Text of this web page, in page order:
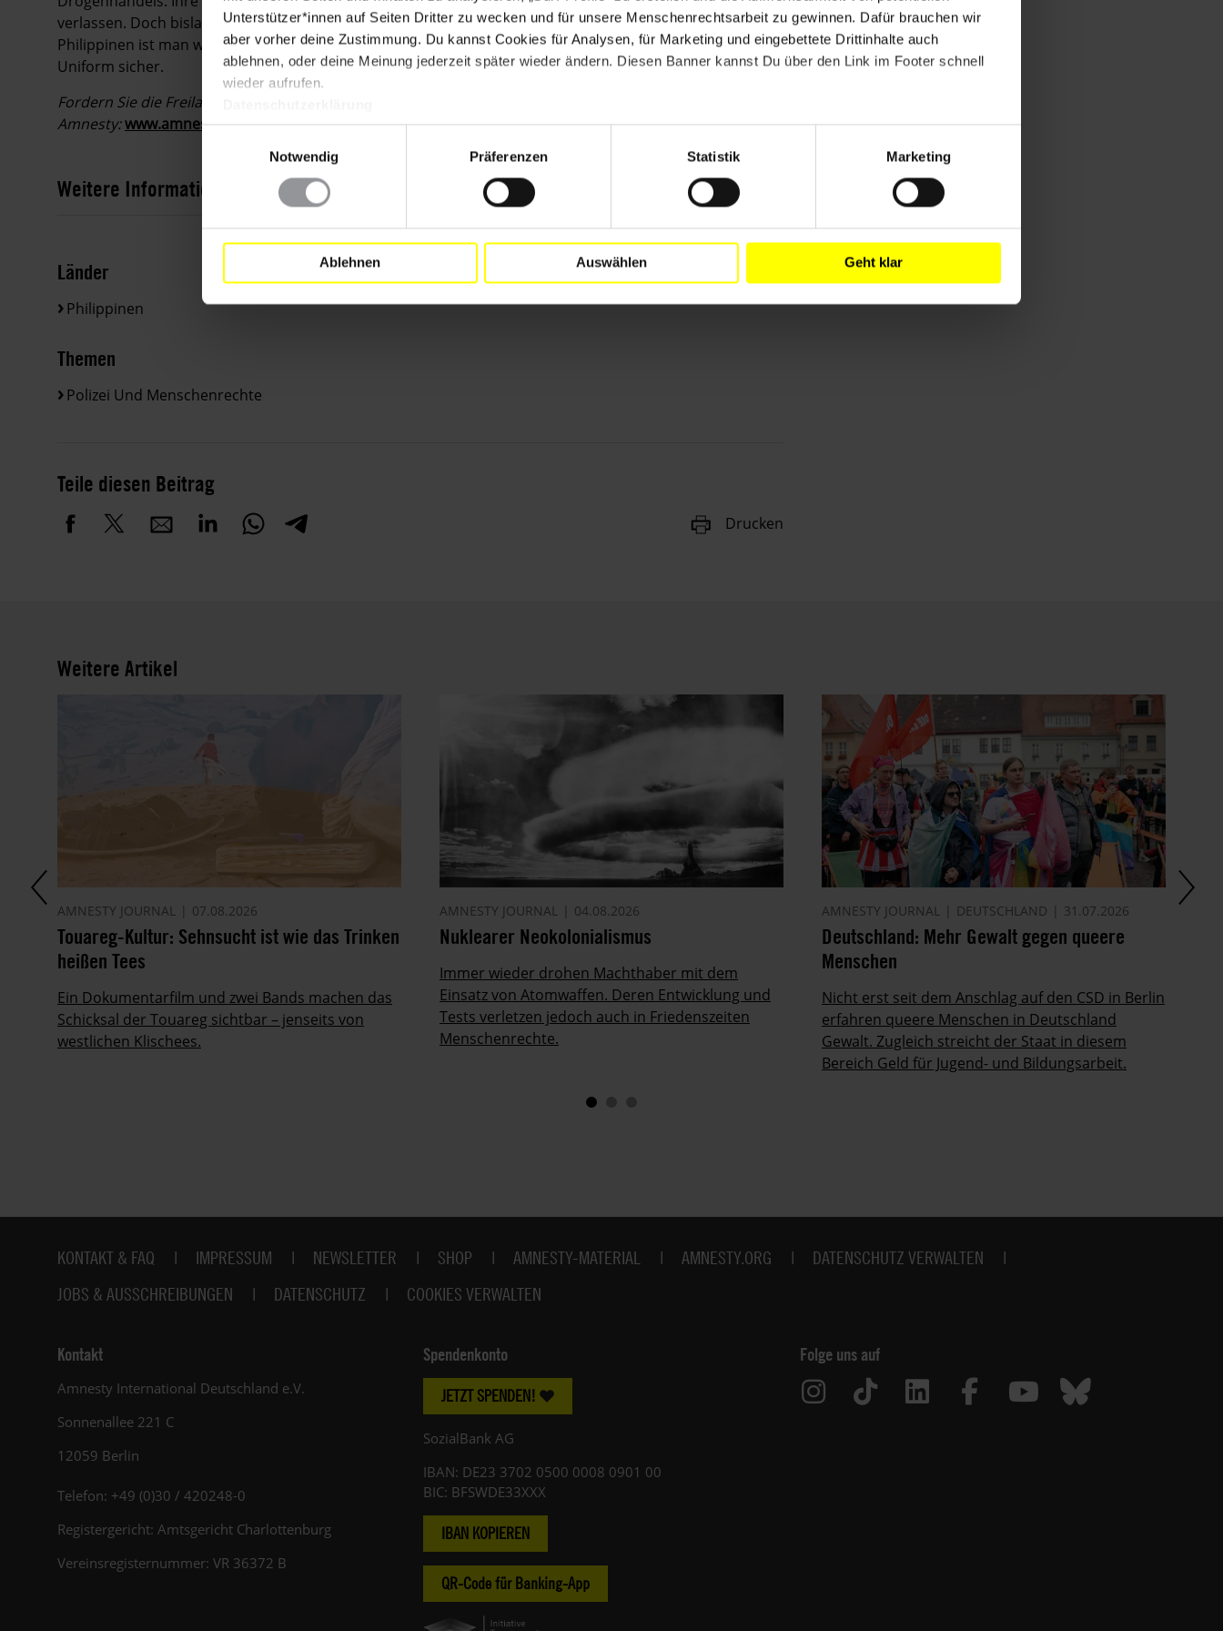
Unterstützer*innen auf Seiten Dritter zu wecken und für unsere Menschenrechtsarbeit zu gewinnen. Dafür brauchen wir
aber vorher deine Zustimmung. Du kannst Cookies für Analysen, für Marketing und eingebettete Drittinhalte auch
ablehnen, oder deine Meinung jederzeit später wieder ändern. Diesen Banner kannst Du über den Link im Footer schnell
wieder aufrufen.
Einwilligungsauswahl
Notwendig
Präferenzen Statistik Marketing
Ablehnen Auswählen Geht klar
verlassen. Doch bislang weigert sie sich, Alfreda Disbarro im Stich zu lassen, denn sie weiß: Auf den
Philippinen ist man weder auf der Polizeiwache noch im Gefängnis vor der Willkür der Folterknechte in
Uniform sicher.
Fordern Sie die Freilassung von Alfreda Disbarro und beteiligen Sie sich an der Online-Petition von
Amnesty:www.amnesty.de/stopfolter
Weitere Informationen
Länder
Philippinen
Themen
Polizei Und Menschenrechte
Teile diesen Beitrag
Drucken
Weitere Artikel
AMNESTY JOURNAL 07.08.2026
Touareg-Kultur: Sehnsucht ist wie das Trinken
heißen Tees
Ein Dokumentarfilm und zwei Bands machen das
Schicksal der Touareg sichtbar – jenseits von
westlichen Klischees.
AMNESTY JOURNAL 04.08.2026
Nuklearer Neokolonialismus
Immer wieder drohen Machthaber mit dem
Einsatz von Atomwaffen. Deren Entwicklung und
Tests verletzen jedoch auch in Friedenszeiten
Menschenrechte.
AMNESTY JOURNAL DEUTSCHLAND 31.07.2026
Deutschland: Mehr Gewalt gegen queere
Menschen
Nicht erst seit dem Anschlag auf den CSD in Berlin
erfahren queere Menschen in Deutschland
Gewalt. Zugleich streicht der Staat in diesem
Bereich Geld für Jugend- und Bildungsarbeit.
Fußbereich
KONTAKT & FAQ IMPRESSUM NEWSLETTER SHOP AMNESTY-MATERIAL AMNESTY.ORG
DATENSCHUTZ VERWALTEN
JOBS & AUSSCHREIBUNGEN
DATENSCHUTZ COOKIES VERWALTEN
Kontakt
Amnesty International Deutschland e.V.
Sonnenallee 221 C
12059 Berlin
Telefon: +49 (0)30 / 420248-0
Registergericht: Amtsgericht Charlottenburg
Vereinsregisternummer: VR 36372 B
Spendenkonto
JETZT SPENDEN!
SozialBank AG
IBAN: DE23 3702 0500 0008 0901 00
BIC: BFSWDE33XXX
IBAN KOPIEREN
QR-Code für Banking-App
Folge uns auf